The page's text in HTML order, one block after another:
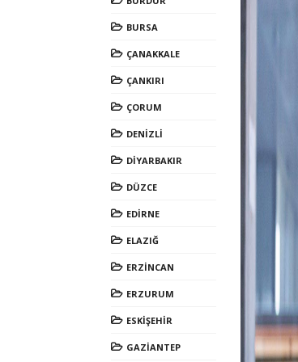
BURSA
ÇANAKKALE
ÇANKIRI
ÇORUM
DENİZLİ
DİYARBAKIR
DÜZCE
EDİRNE
ELAZIĞ
ERZİNCAN
ERZURUM
ESKİŞEHİR
GAZİANTEP